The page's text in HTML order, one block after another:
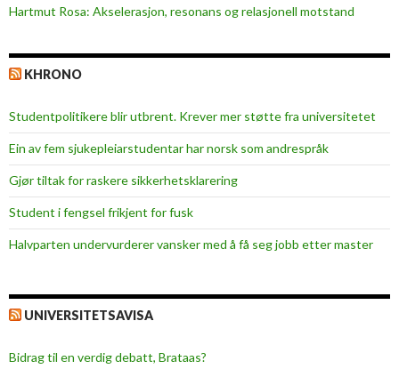
a
d
Hartmut Rosa: Akselerasjon, resonans og relasjonell motstand
KHRONO
Studentpolitikere blir utbrent. Krever mer støtte fra universitetet
Ein av fem sjukepleiar­studentar har norsk som andrespråk
Gjør tiltak for raskere sikkerhets­klarering
Student i fengsel frikjent for fusk
Halvparten undervurderer vansker med å få seg jobb etter master
UNIVERSITETSAVISA
Bidrag til en verdig debatt, Brataas?